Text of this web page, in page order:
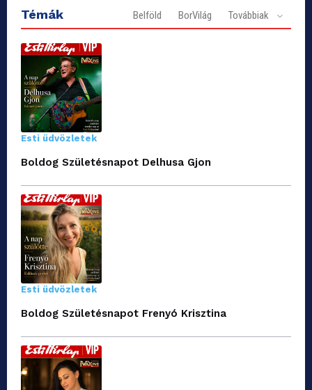
Témák Belföld BorVilág Továbbiak
Esti üdvözletek
Boldog Születésnapot Delhusa Gjon
Esti üdvözletek
Boldog Születésnapot Frenyó Krisztina